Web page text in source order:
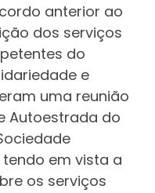
anterior ao
dos serviços
do
e
uma reunião
Autoestrada do
tendo em vista a
os serviços